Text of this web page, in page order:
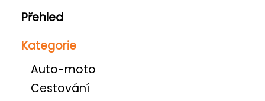
Přehled
Kategorie
Auto-moto
Cestování